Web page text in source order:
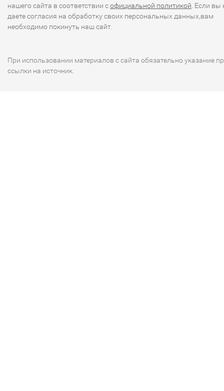
нашего сайта в соответствии софициальной политикой . Если вы
даете согласия на обработку своих персональных данных,вам
необходимо покинуть наш сайт.
При использовании материалов с сайта обязательно указание
ссылки на источник.